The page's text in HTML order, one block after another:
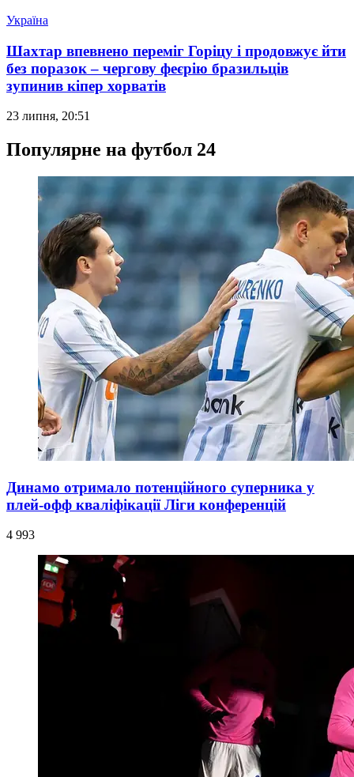
Україна
Шахтар впевнено переміг Горіцу і продовжує йти
без поразок – чергову феєрію бразильців
зупинив кіпер хорватів
23 липня, 20:51
Популярне на футбол 24
Динамо отримало потенційного суперника у
плей-офф кваліфікації Ліги конференцій
4 993